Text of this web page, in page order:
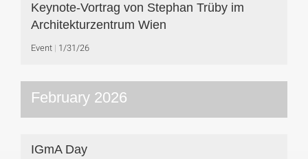
Keynote-Vortrag von Stephan Trüby im
Architekturzentrum Wien
Event 1/31/26
February 2026
IGmA Day